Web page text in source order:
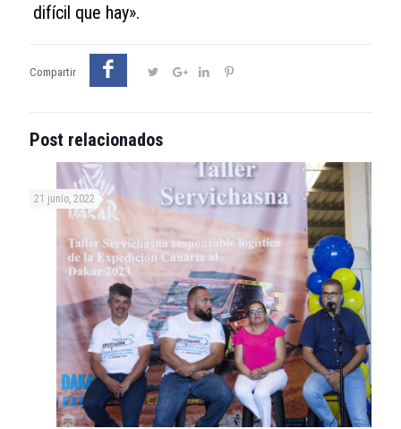
difícil que hay».
Compartir
Post relacionados
21 junio, 2022